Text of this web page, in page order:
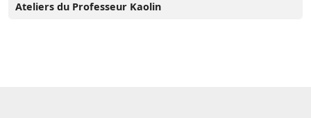
Ateliers du Professeur Kaolin